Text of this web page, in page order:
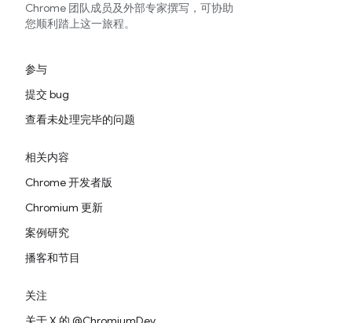
Chrome 团队成员及外部专家撰写，可协助
您顺利踏上这一旅程。
参与
提交 bug
查看未处理完毕的问题
相关内容
Chrome 开发者版
Chromium 更新
案例研究
播客和节目
关注